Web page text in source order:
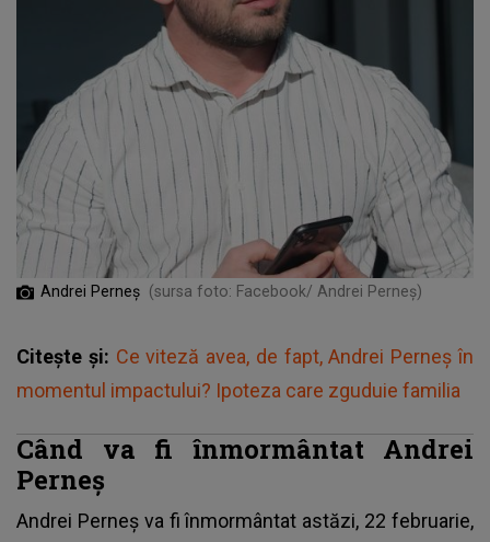
Andrei Perneș (sursa foto: Facebook/ Andrei Perneș)
Citește și: Ce viteză avea, de fapt, Andrei Perneș în
momentul impactului? Ipoteza care zguduie familia
Când va fi înmormântat Andrei
Perneș
Andrei Perneșva fi înmormântat astăzi, 22 februarie,